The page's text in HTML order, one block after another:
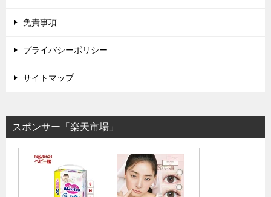
免責事項
プライバシーポリシー
サイトマップ
スポンサー「楽天市場」